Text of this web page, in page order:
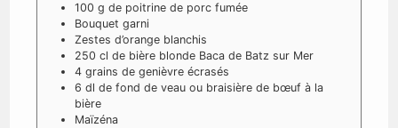
100 g de poitrine de porc fumée
Bouquet garni
Zestes d’orange blanchis
250 cl de bière blonde Baca de Batz sur Mer
4 grains de genièvre écrasés
6 dl de fond de veau ou braisière de bœuf à la
bière
Maïzéna